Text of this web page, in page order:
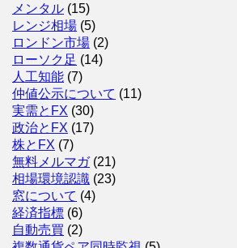
メンタル (15)
レンジ相場 (5)
ロンドン市場 (2)
ローソク足 (14)
人工知能 (7)
仲値公示について (11)
実需とFX (30)
政治とFX (17)
株とFX (7)
無料メルマガ(21)
相場環境認識 (23)
窓について (4)
経済指標 (6)
自動売買 (2)